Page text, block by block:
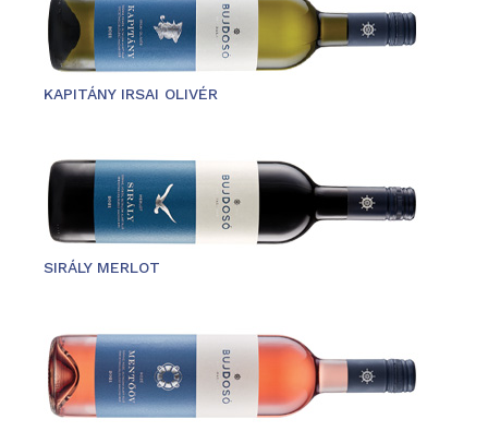
KAPITÁNY IRSAI OLIVÉR
SIRÁLY MERLOT